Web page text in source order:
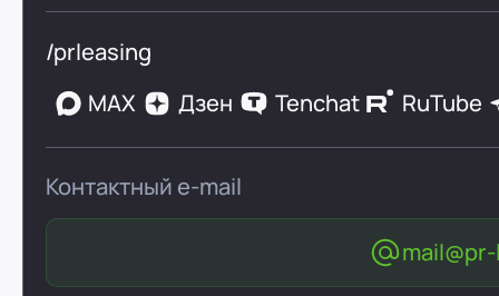
/prleasing
MAX
Дзен Tenchat RuTube
Контактный e-mail